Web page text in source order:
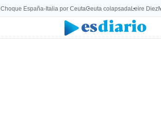
Choque España-Italia por CeutaCeuta colapsadaLeire Diez